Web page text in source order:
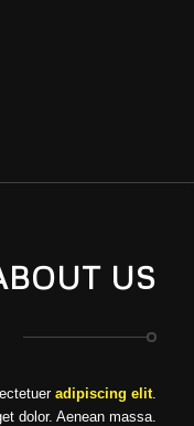
US
adipiscing elit
dolor. Aenean massa.